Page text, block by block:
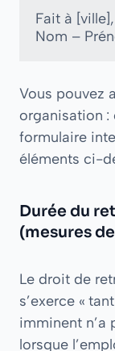
Fait à
Vous pouvez
organisation :
formulaire
éléments ci-
Durée du
(mesures
Le droit de
s’exerce «
imminent n’a
lorsque